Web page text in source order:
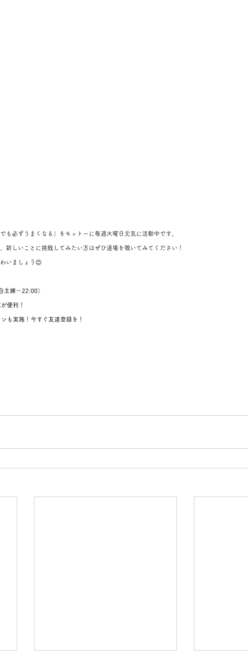
も必ずうまくなる」をモットーに毎週火曜日元気に活動中です。
新しいことに挑戦してみたい方はぜひ道場を覗いてみてください！
いましょう😊
主練～22:00）
便利！
も実施！今すぐ友達登録を！